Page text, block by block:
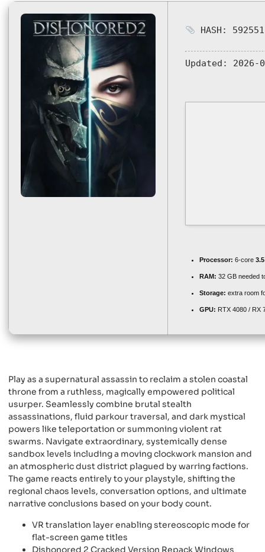
HASH:
Updated: 2026-
Processor: 6-core
RAM: 32 GB needed
Storage: extra room
GPU: RTX 4080 / RX
Play as a supernatural assassin to reclaim a stolen coastal
throne from a ruthless, magically empowered political
usurper. Seamlessly combine brutal stealth
assassinations, fluid parkour traversal, and dark mystical
powers like teleportation or summoning violent rat
swarms. Navigate extraordinary, systemically dense
sandbox levels including a moving clockwork mansion and
an atmospheric dust district plagued by warring factions.
The game reacts entirely to your playstyle, shifting the
regional chaos levels, conversation options, and ultimate
narrative conclusions based on your body count.
VR translation layer enabling stereoscopic mode for
flat-screen game titles
Dishonored 2 Cracked Version Repack Windows